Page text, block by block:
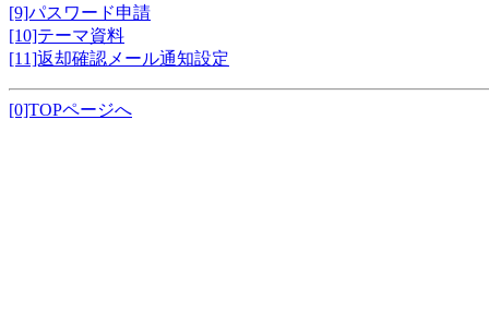
[9]パスワード申請
[10]テーマ資料
[11]返却確認メール通知設定
[0]TOPページへ